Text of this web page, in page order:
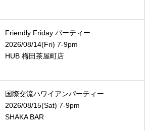
Friendly Friday パーティー
2026/08/14(Fri) 7-9pm
HUB 梅田茶屋町店
国際交流ハワイアンパーティー
2026/08/15(Sat) 7-9pm
SHAKA BAR